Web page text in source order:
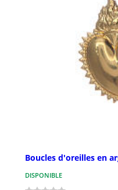
Boucles d'oreilles en
DISPONIBLE